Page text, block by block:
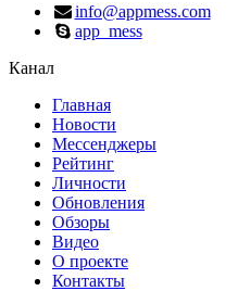
info@appmess.com
app_mess
Канал
Главная
Новости
Мессенджеры
Рейтинг
Личности
Обновления
Обзоры
Видео
О проекте
Контакты